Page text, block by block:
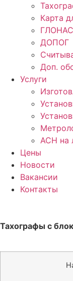
Карта
ДОПОГ
Доп.
Услуги
АСН на
Цены
Новости
Вакансии
Контакты
Тахографы с